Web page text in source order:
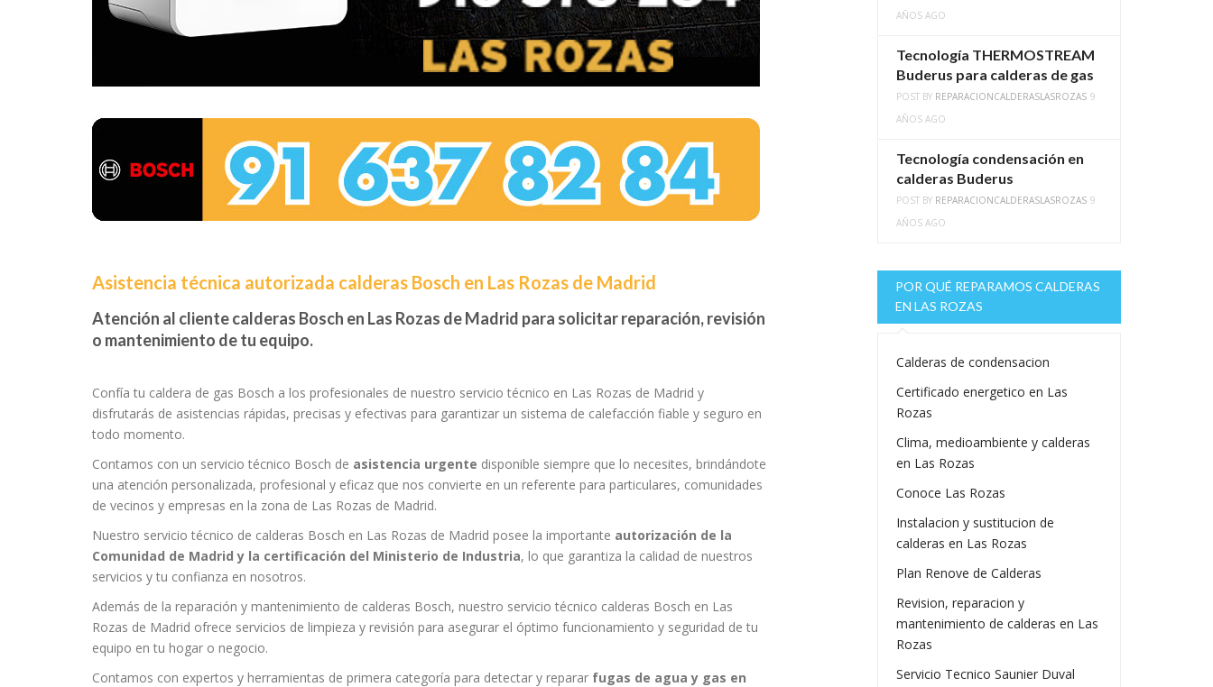
Asistencia técnica autorizada calderas Bosch en Las Rozas de Madrid
Atención al cliente calderas Bosch en Las Rozas de Madrid para solicitar reparación, revisión
o mantenimiento de tu equipo.
Confía tu caldera de gas Bosch a los profesionales de nuestro servicio técnico en Las Rozas de Madrid y
disfrutarás de asistencias rápidas, precisas y efectivas para garantizar un sistema de calefacción fiable y seguro en
todo momento.
Contamos con un servicio técnico Bosch de asistencia urgente disponible siempre que lo necesites, brindándote
una atención personalizada, profesional y eficaz que nos convierte en un referente para particulares, comunidades
de vecinos y empresas en la zona de Las Rozas de Madrid.
Nuestro servicio técnico de calderas Bosch en Las Rozas de Madrid posee la importante autorización de la
Comunidad de Madrid y la certificación del Ministerio de Industria, lo que garantiza la calidad de nuestros
servicios y tu confianza en nosotros.
Además de la reparación y mantenimiento de calderas Bosch, nuestro servicio técnico calderas Bosch en Las
Rozas de Madrid ofrece servicios de limpieza y revisión para asegurar el óptimo funcionamiento y seguridad de tu
equipo en tu hogar o negocio.
Contamos con expertos y herramientas de primera categoría para detectar y reparar fugas de agua y gas en
AÑOS AGO
Tecnología THERMOSTREAM
Buderus para calderas de gas
POST BY REPARACIONCALDERASLASROZAS 9
AÑOS AGO
Tecnología condensación en
calderas Buderus
POST BY REPARACIONCALDERASLASROZAS 9
AÑOS AGO
POR QUÉ REPARAMOS CALDERAS
EN LAS ROZAS
Calderas de condensacion
Certificado energetico en Las
Rozas
Clima, medioambiente y calderas
en Las Rozas
Conoce Las Rozas
Instalacion y sustitucion de
calderas en Las Rozas
Plan Renove de Calderas
Revision, reparacion y
mantenimiento de calderas en Las
Rozas
Servicio Tecnico Saunier Duval